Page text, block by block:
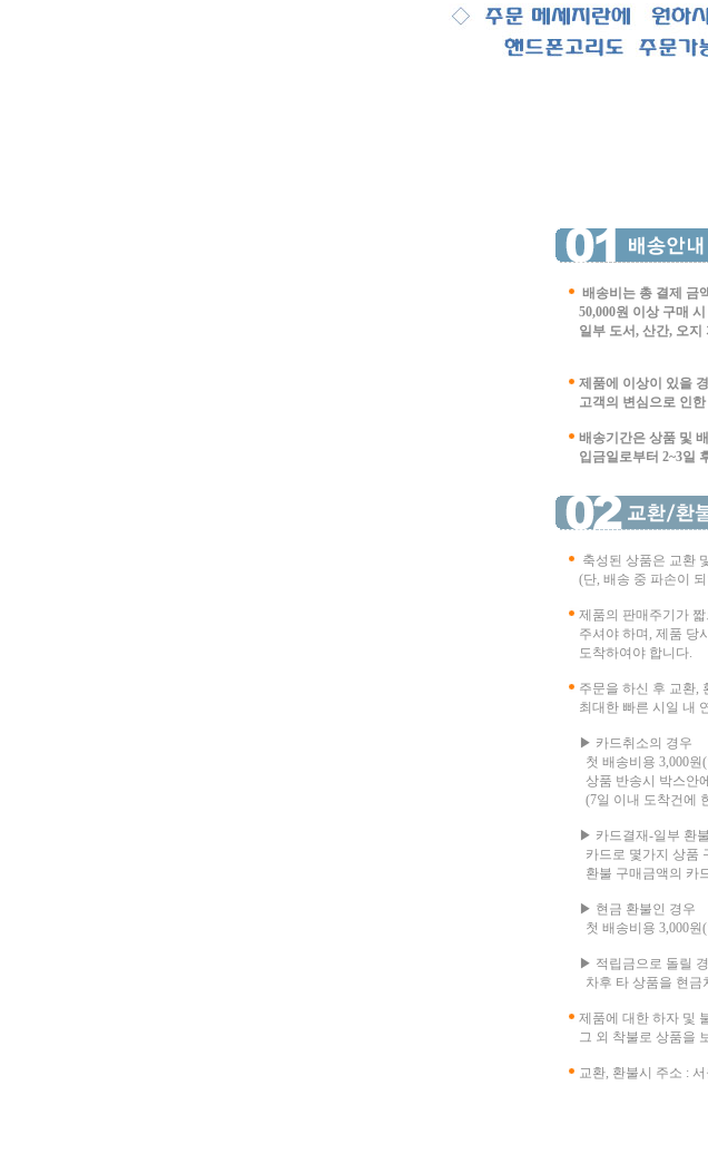
배송비는 총 결제 금
50,000원 이상 구매
일부 도서, 산간, 오지
제품에 이상이 있을
고객의 변심으로 인
배송기간은 상품 및
입금일로부터 2~3일
축성된 상품은 교환
(단, 배송 중 파손이
제품의 판매주기가
주셔야 하며, 제품 당
도착하여야 합니다.
주문을 하신 후 교환,
최대한 빠른 시일 내
▶ 카드취소의 경우
첫 배송비용 3,000원(
상품 반송시 박스안
(7일 이내 도착건에
▶ 카드결재-일부 환
카드로 몇가지 상품
환불 구매금액의 카
▶ 현금 환불인 경우
첫 배송비용 3,000원(
▶ 적립금으로 돌릴
차후 타 상품을 현금
제품에 대한 하자 및
그 외 착불로 상품을
교환, 환불시 주소 :